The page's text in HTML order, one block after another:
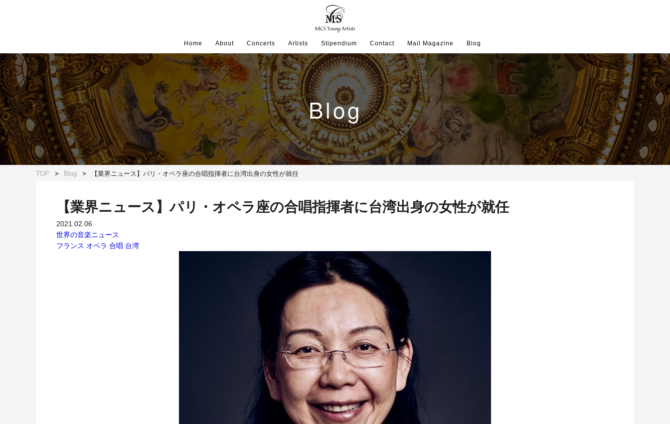
Home About Concerts Artists Stipendium Contact Mail Magazine Blog
Blog
TOP Blog 【業界ニュース】パリ・オペラ座の合唱指揮者に台湾出身の女性が就任
【業界ニュース】パリ・オペラ座の合唱指揮者に台湾出身の女性が就任
2021.02.06
世界の音楽ニュース
フランス オペラ 合唱 台湾